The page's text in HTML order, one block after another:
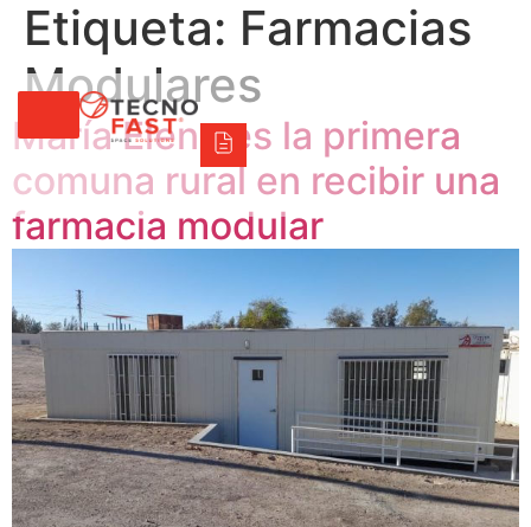
Síguenos +56 2 27905000 +56 9 3469 5135
Tecno Fast PerúAlcoTriumphBalat Tecno Panel
Etiqueta: Farmacias
Modulares
María Elena es la primera
comuna rural en recibir una
farmacia modular